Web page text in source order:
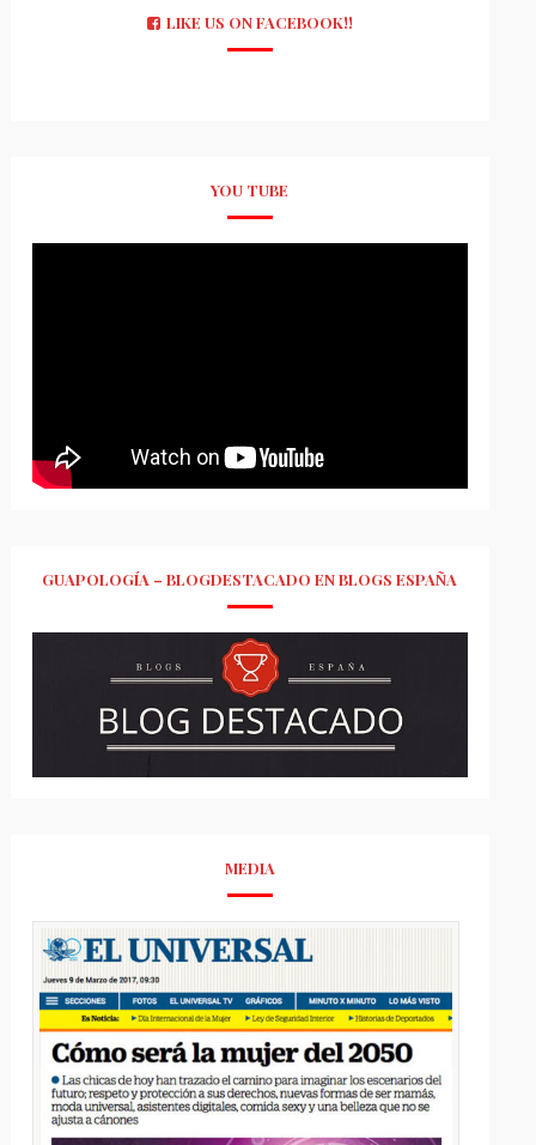
LIKE US ON FACEBOOK!!
YOU TUBE
GUAPOLOGÍA – BLOGDESTACADO EN BLOGS ESPAÑA
MEDIA